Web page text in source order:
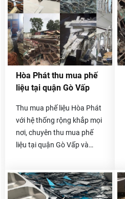
như giúp tiết kiệm tài
nguyên thiên nhiên và bảo
vệ môi trường.
Hòa Phát thu mua phế
liệu tại quận Gò Vấp
Thu mua phế liệu Hòa Phát
với hệ thống rộng khắp mọi
nơi, chuyên thu mua phế
liệu tại quận Gò Vấp và
lượng và bất kể bạn ở đâu.